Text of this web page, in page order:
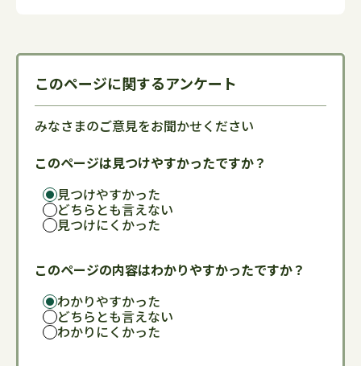
このページに関するアンケート
みなさまのご意見をお聞かせください
このページは見つけやすかったですか？
見つけやすかった
どちらとも言えない
見つけにくかった
このページの内容はわかりやすかったですか？
わかりやすかった
どちらとも言えない
わかりにくかった